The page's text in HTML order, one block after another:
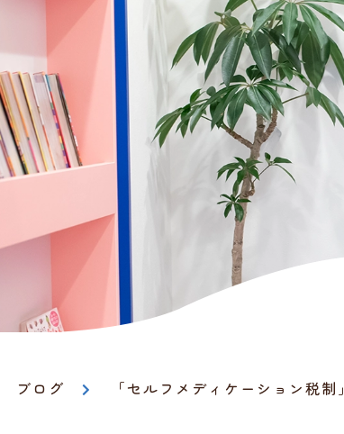
ブログ 「セルフメディケーション税制」